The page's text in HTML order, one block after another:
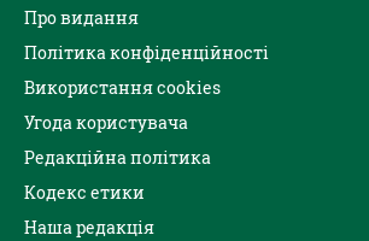
Про видання
Політика конфіденційності
Використання cookies
Угода користувача
Редакційна політика
Кодекс етики
Наша редакція